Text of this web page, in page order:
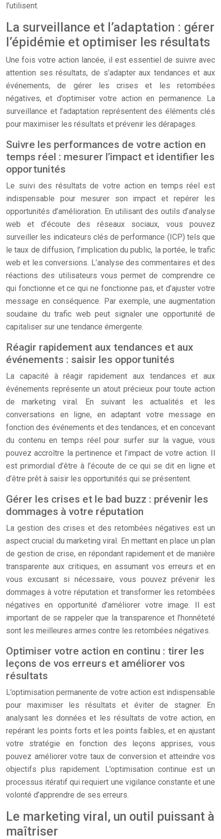
l’utilisent.
La surveillance et l’adaptation : gérer
l’épidémie et optimiser les résultats
Une fois votre action lancée, il est essentiel de suivre avec
attention ses résultats, de s’adapter aux tendances et aux
événements, de gérer les crises et les retombées
négatives, et d’optimiser votre action en permanence. La
surveillance et l’adaptation représentent des éléments clés
pour maximiser les résultats et prévenir les dérapages.
Suivre les performances de votre action en
temps réel : mesurer l’impact et identifier les
opportunités
Le suivi des résultats de votre action en temps réel est
indispensable pour mesurer son impact et repérer les
opportunités d’amélioration. En utilisant des outils d’analyse
web et d’écoute des réseaux sociaux, vous pouvez
surveiller les indicateurs clés de performance (ICP) tels que
le taux de diffusion, l’implication du public, la portée, le trafic
web et les conversions. L’analyse des commentaires et des
réactions des utilisateurs vous permet de comprendre ce
qui fonctionne et ce qui ne fonctionne pas, et d’ajuster votre
message en conséquence. Par exemple, une augmentation
soudaine du trafic web peut signaler une opportunité de
capitaliser sur une tendance émergente.
Réagir rapidement aux tendances et aux
événements : saisir les opportunités
La capacité à réagir rapidement aux tendances et aux
événements représente un atout précieux pour toute action
de marketing viral. En suivant les actualités et les
conversations en ligne, en adaptant votre message en
fonction des événements et des tendances, et en concevant
du contenu en temps réel pour surfer sur la vague, vous
pouvez accroître la pertinence et l’impact de votre action. Il
est primordial d’être à l’écoute de ce qui se dit en ligne et
d’être prêt à saisir les opportunités qui se présentent.
Gérer les crises et le bad buzz : prévenir les
dommages à votre réputation
La gestion des crises et des retombées négatives est un
aspect crucial du marketing viral. En mettant en place un plan
de gestion de crise, en répondant rapidement et de manière
transparente aux critiques, en assumant vos erreurs et en
vous excusant si nécessaire, vous pouvez prévenir les
dommages à votre réputation et transformer les retombées
négatives en opportunité d’améliorer votre image. Il est
important de se rappeler que la transparence et l’honnêteté
sont les meilleures armes contre les retombées négatives.
Optimiser votre action en continu : tirer les
leçons de vos erreurs et améliorer vos
résultats
L’optimisation permanente de votre action est indispensable
pour maximiser les résultats et éviter de stagner. En
analysant les données et les résultats de votre action, en
repérant les points forts et les points faibles, et en ajustant
votre stratégie en fonction des leçons apprises, vous
pouvez améliorer votre taux de conversion et atteindre vos
objectifs plus rapidement. L’optimisation continue est un
processus itératif qui requiert une vigilance constante et une
volonté d’apprendre de ses erreurs.
Le marketing viral, un outil puissant à
maîtriser